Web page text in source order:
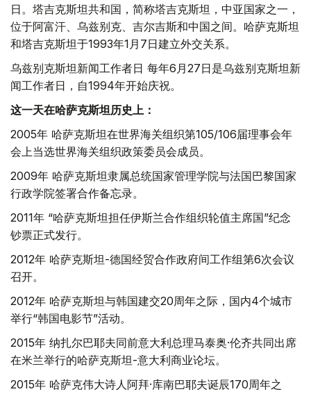
日。塔吉克斯坦共和国，简称塔吉克斯坦，中亚国家之一，
位于阿富汗、乌兹别克、吉尔吉斯和中国之间。哈萨克斯坦
和塔吉克斯坦于1993年1月7日建立外交关系。
乌兹别克斯坦新闻工作者日 每年6月27日是乌兹别克斯坦新
闻工作者日，自1994年开始庆祝。
这一天在哈萨克斯坦历史上：
2005年 哈萨克斯坦在世界海关组织第105/106届理事会年
会上当选世界海关组织政策委员会成员。
2009年 哈萨克斯坦隶属总统国家管理学院与法国巴黎国家
行政学院签署合作备忘录。
2011年 “哈萨克斯坦担任伊斯兰合作组织轮值主席国”纪念
钞票正式发行。
2012年 哈萨克斯坦-德国经贸合作政府间工作组第6次会议
召开。
2012年 哈萨克斯坦与韩国建交20周年之际，国内4个城市
举行“韩国电影节”活动。
2015年 纳扎尔巴耶夫同前意大利总理马泰奥·伦齐共同出席
在米兰举行的哈萨克斯坦-意大利商业论坛。
2015年 哈萨克伟大诗人阿拜·库南巴耶夫诞辰170周年之